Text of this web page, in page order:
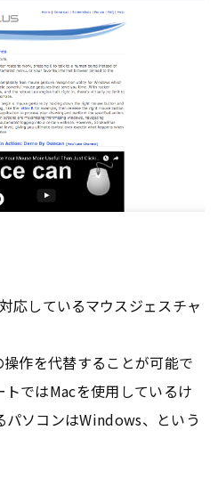
応しているマウスジェスチャ
作を代替することが可能で
ではMacを使用しているけ
パソコンはWindows、という